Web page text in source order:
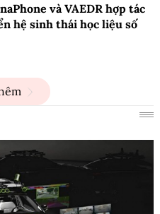
và VAEDR hợp tác
hệ sinh thái học liệu số